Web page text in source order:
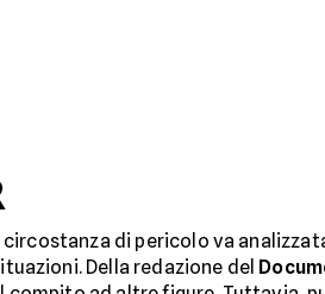
di pericolo va
Della redazione del